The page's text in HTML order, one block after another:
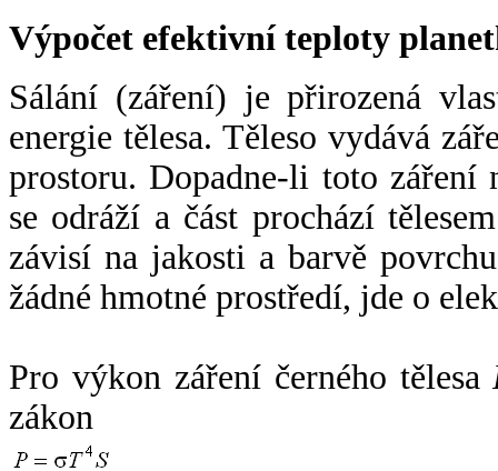
Výpočet efektivní teploty
Sálání (záření) je přirozená
energie tělesa. Těleso vydává
prostoru. Dopadne-li toto záření
se odráží a část prochází
závisí na jakosti a barvě
žádné hmotné prostředí, jde o
Pro výkon záření černého tělesa
zákon